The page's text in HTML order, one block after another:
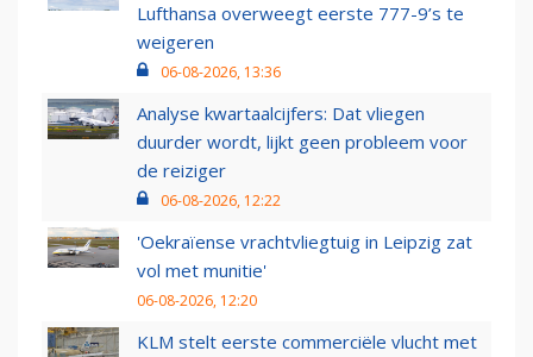
Lufthansa overweegt eerste 777-9’s te
weigeren
06-08-2026, 13:36
Analyse kwartaalcijfers: Dat vliegen
duurder wordt, lijkt geen probleem voor
de reiziger
06-08-2026, 12:22
'Oekraïense vrachtvliegtuig in Leipzig zat
vol met munitie'
06-08-2026, 12:20
KLM stelt eerste commerciële vlucht met